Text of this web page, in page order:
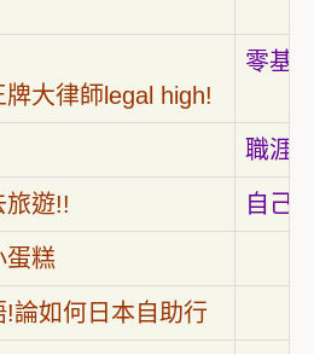
大律師legal high!
零基
職涯
旅遊!! 自己
蛋糕
論如何日本自助行